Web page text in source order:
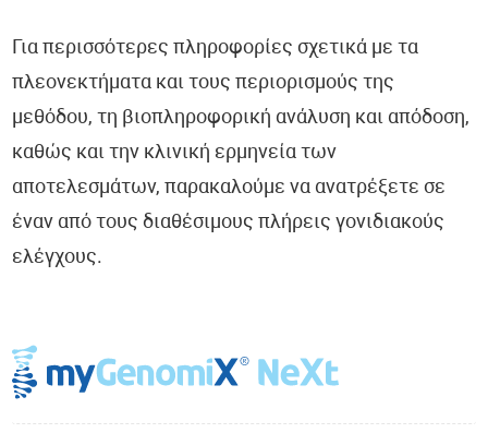
Για περισσότερες πληροφορίες σχετικά με τα
πλεονεκτήματα και τους περιορισμούς της
μεθόδου, τη βιοπληροφορική ανάλυση και απόδοση,
καθώς και την κλινική ερμηνεία των
αποτελεσμάτων, παρακαλούμε να ανατρέξετε σε
έναν από τους διαθέσιμους πλήρεις γονιδιακούς
ελέγχους.